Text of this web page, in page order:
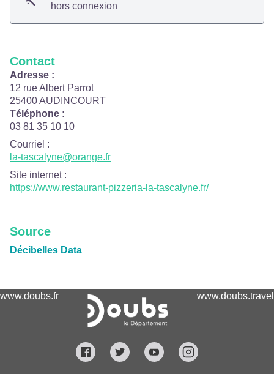
hors connexion
Contact
Adresse :
12 rue Albert Parrot
25400 AUDINCOURT
Téléphone :
03 81 35 10 10
Courriel :
la-tascalyne@orange.fr
Site internet:
https://www.restaurant-pizzeria-la-tascalyne.fr/
Source
Décibelles Data
www.doubs.fr www.doubs.travel